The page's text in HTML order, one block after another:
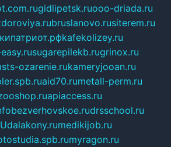
gidlipetsk.ruooo-driada.ru
bruslanovo.rusiterem.ru
kafekolizey.ru
sugarepilekb.rugrinox.ru
ozarenie.rukameryjooan.ru
aid70.rumetall-perm.ru
apiaccess.ru
bezverhovskoe.rudrsschool.ru
dalakony.rumedikijob.ru
myragon.ru